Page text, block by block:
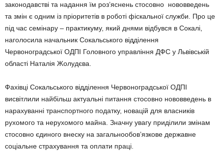
законодавстві та надання їм роз’яснень стосовно нововведень
та змін є одним із пріоритетів в роботі фіскальної служби. Про це
під час семінару – практикуму, який днями відбувся в Сокалі,
наголосила начальник Сокальського відділення
Червоноградської ОДПІ Головного управління ДФС у Львівській
області Наталія Жолудєва.
Фахівці Сокальського відділення Червоноградської ОДПІ
висвітлили найбільш актуальні питання стосовно нововведень в
нарахуванні транспортного податку, новацій для власників
рухомого та нерухомого майна. Значну увагу приділили змінам
стосовно єдиного внеску на загальнообов’язкове державне
соціальне страхування та оплати праці.